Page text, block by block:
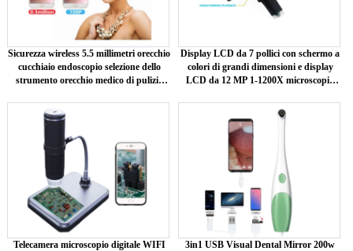
Sicurezza wireless 5.5 millimetri orecchio
cucchiaio endoscopio selezione dello
strumento orecchio medico di pulizia
Display LCD da 7 pollici con schermo a
colori di grandi dimensioni e display
LCD da 12 MP 1-1200X microscopio
Telecamera microscopio digitale WIFI
3in1 USB Visual Dental Mirror 200w